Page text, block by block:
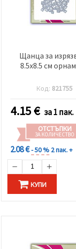
Щанца за
8.5x8.5 см
Код: 821755
4.15€ за 1 пак.
ОТСТЪПКИ
ЗА КОЛИЧЕСТВО
2.08 €- 50 % 2 пак. +
КУПИ